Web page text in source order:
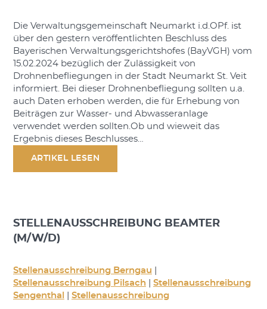
Die Verwaltungsgemeinschaft Neumarkt i.d.OPf. ist
über den gestern veröffentlichten Beschluss des
Bayerischen Verwaltungsgerichtshofes (BayVGH) vom
15.02.2024 bezüglich der Zulässigkeit von
Drohnenbefliegungen in der Stadt Neumarkt St. Veit
informiert. Bei dieser Drohnenbefliegung sollten u.a.
auch Daten erhoben werden, die für Erhebung von
Beiträgen zur Wasser- und Abwasseranlage
verwendet werden sollten.Ob und wieweit das
Ergebnis dieses Beschlusses…
ARTIKEL LESEN
STELLENAUSSCHREIBUNG BEAMTER
(M/W/D)
Stellenausschreibung Berngau
Stellenausschreibung Pilsach
Stellenausschreibung
Sengenthal
Stellenausschreibung